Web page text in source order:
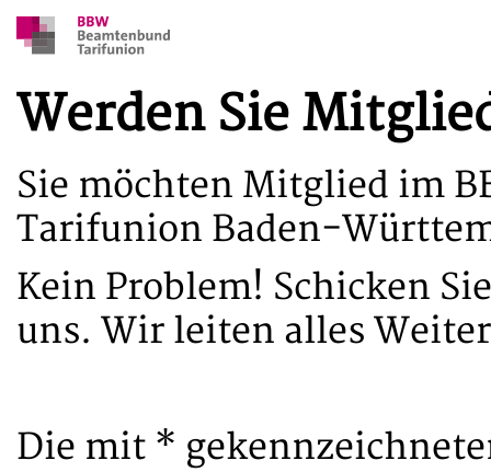
Werden Sie
Sie möchten Mitglied im
Tarifunion Baden-
Kein Problem! Schicken
uns. Wir leiten alles
Die mit *